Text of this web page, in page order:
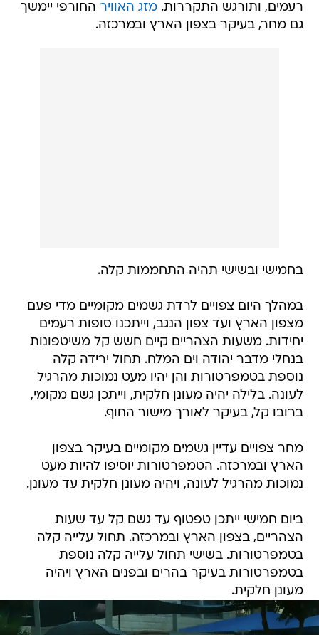
רעמים, ותורגש התקררות.מזג האוויר החורפי יימשך
גם מחר, בעיקר בצפון הארץ ובמרכזה.
בחמישי ובשישי תהיה התחממות קלה.
במהלך היום צפויים לרדת גשמים מקומיים מדי פעם
מצפון הארץ ועד צפון הנגב, וייתכנו סופות רעמים
יחידות. משעות הצהריים קיים חשש קל משיטפונות
בנחלי מדבר יהודה וים המלח. תחול ירידה קלה
נוספת בטמפרטורות והן יהיו מעט נמוכות מהרגיל
לעונה. בלילה יהיה מעונן חלקית, וייתכן גשם מקומי,
ברובו קל, בעיקר לאורך מישור החוף.
מחר צפויים עדיין גשמים מקומיים בעיקר בצפון
הארץ ובמרכזה. הטמפרטורות יוסיפו להיות מעט
נמוכות מהרגיל לעונה, ויהיה מעונן חלקית עד מעונן.
ביום חמישי ייתכן טפטוף עד גשם קל עד שעות
הצהריים, בצפון הארץ ובמרכזה. תחול עלייה קלה
בטמפרטורות. בשישי תחול עלייה קלה נוספת
בטמפרטורות בעיקר בהרים ובפנים הארץ ויהיה
מעונן חלקית.